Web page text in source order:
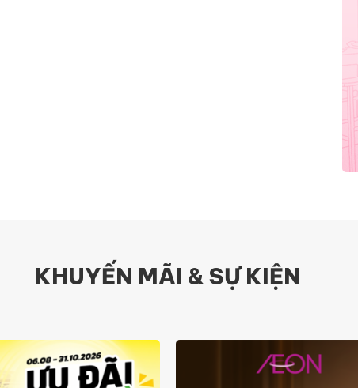
KHUYẾN MÃI & SỰ KIỆN